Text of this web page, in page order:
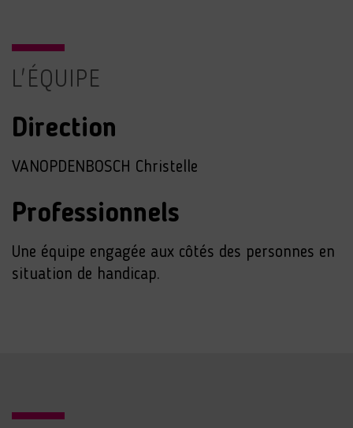
L'ÉQUIPE
Direction
VANOPDENBOSCH Christelle
Professionnels
Une équipe engagée aux côtés des personnes en
situation de handicap.